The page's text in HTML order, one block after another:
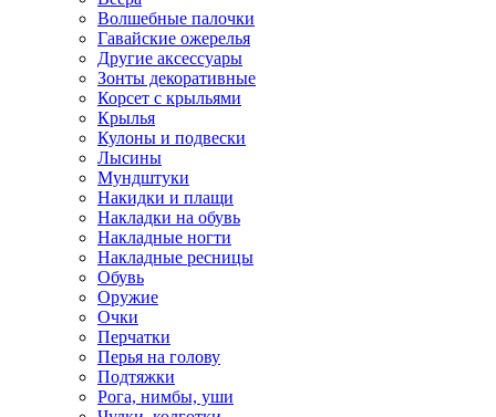
Волшебные палочки
Гавайские ожерелья
Другие аксессуары
Зонты декоративные
Корсет с крыльями
Крылья
Кулоны и подвески
Лысины
Мундштуки
Накидки и плащи
Накладки на обувь
Накладные ногти
Накладные ресницы
Обувь
Оружие
Очки
Перчатки
Перья на голову
Подтяжки
Рога, нимбы, уши